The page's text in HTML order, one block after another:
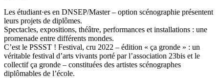
Les étudiant·es en DNSEP/Master – option scénographie présentent
leurs projets de diplômes.
Spectacles, expositions, théâtre, performances et installations : une
promenade entre différents mondes.
C’est le PSSST ! Festival, cru 2022 – édition « ça gronde » : un
véritable festival d’arts vivants porté par l’association 23bis et le
collectif ça gronde – constituées des artistes scénographes
diplômables de l’école.